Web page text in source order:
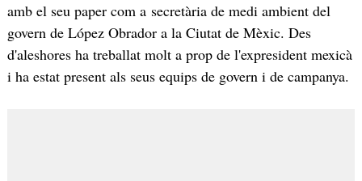
amb el seu paper com a secretària de medi ambient del
govern de López Obrador a la Ciutat de Mèxic. Des
d'aleshores ha treballat molt a prop de l'expresident mexicà
i ha estat present als seus equips de govern i de campanya.